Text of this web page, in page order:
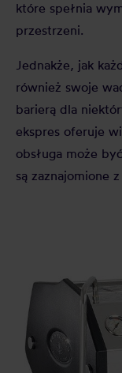
które spełnia
przestrzeni.
Jednakże, jak
również swoje
barierą dla
ekspres oferuje
obsługa może
są zaznajomione